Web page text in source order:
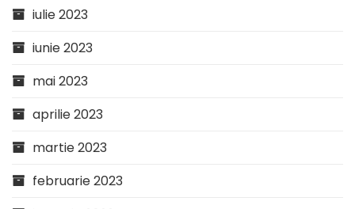
iulie 2023
iunie 2023
mai 2023
aprilie 2023
martie 2023
februarie 2023